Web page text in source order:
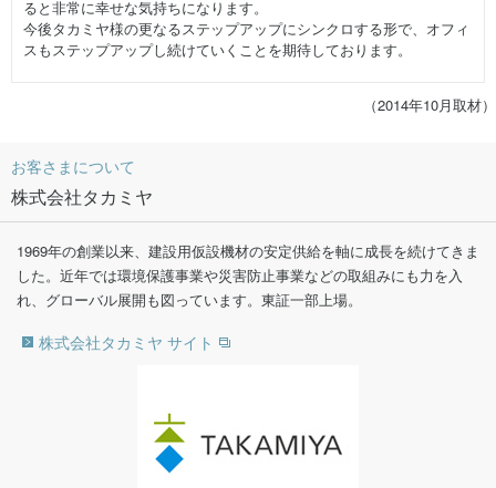
ると非常に幸せな気持ちになります。
今後タカミヤ様の更なるステップアップにシンクロする形で、オフィ
スもステップアップし続けていくことを期待しております。
（2014年10月取材）
お客さまについて
株式会社タカミヤ
1969年の創業以来、建設用仮設機材の安定供給を軸に成長を続けてきま
した。近年では環境保護事業や災害防止事業などの取組みにも力を入
れ、グローバル展開も図っています。東証一部上場。
株式会社タカミヤ サイト